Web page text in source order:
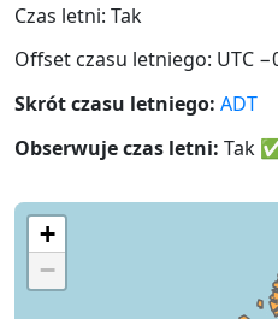
Czas letni: Tak
Offset czasu letniego: UTC
Skrót czasu letniego: ADT
Obserwuje czas letni: Tak
+
−